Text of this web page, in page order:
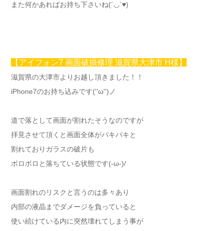
また何かあればお持ち下さいね(´◡`♥)
【アイフォン7 画面破損修理 滋賀県大津市 H様】
滋賀県の大津市よりお越し頂きました！！
iPhone7のお持ち込みです(''ω'')ノ
道で落として画面が割れたそうなのですが
拝見させて頂くと画面全体がパキパキと
割れておりガラスの破片も
ボロボロと落ちている状態です(-ω-)/
画面割れのリスクと言うのは多々あり
内部の液晶までダメージを負っていると
使い続けている内に突然壊れてしまう事が